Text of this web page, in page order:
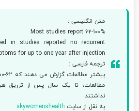
متن انگلیسی :
Most studies report 62-100%
in studies reported no recurrent
for up to one year after injection.
ترجمه فارسی :
مطالعات، تا یک سال پس از تزریق
نداشتند.
به نقل از سایت skywomenshealth